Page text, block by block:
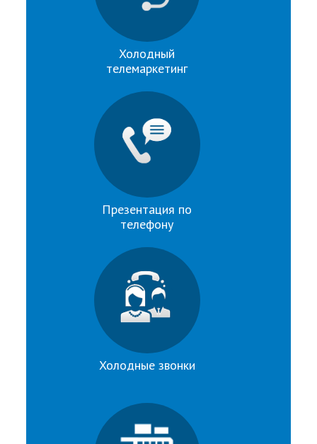
Холодный
телемаркетинг
Презентация по
телефону
Холодные звонки